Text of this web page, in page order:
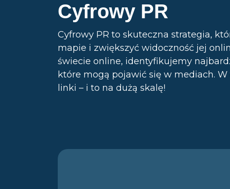
Cyfrowy PR
Cyfrowy PR to skuteczna strategia,
mapie i zwiększyć widoczność jej
świecie online, identyfikujemy
które mogą pojawić się w mediach.
linki – i to na dużą skalę!